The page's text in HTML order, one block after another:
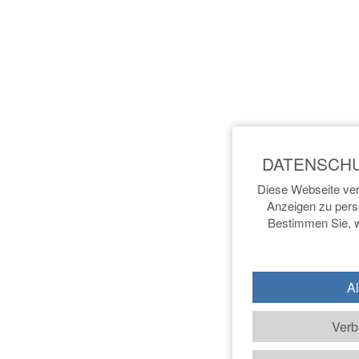
Diese Webseite
Anzeigen zu
Bestimmen Sie,